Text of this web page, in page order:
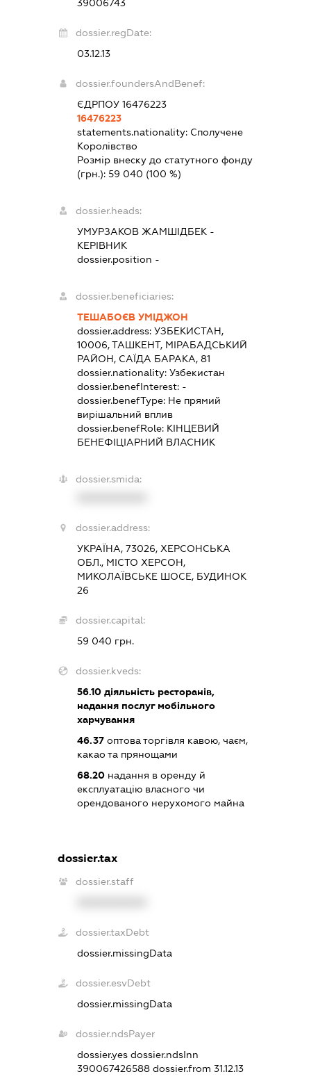
39006743
dossier.regDate:
03.12.13
dossier.foundersAndBenef:
ЄДРПОУ 16476223
16476223
statements.nationality: Сполучене
Королівство
Розмір внеску до статутного фонду
(грн.):59 040 (100 %)
dossier.heads:
УМУРЗАКОВ ЖАМШІДБЕК -
КЕРІВНИК
dossier.position -
dossier.beneficiaries:
ТЕШАБОЄВ УМІДЖОН
dossier.address:УЗБЕКИСТАН,
10006, ТАШКЕНТ, МІРАБАДСЬКИЙ
РАЙОН, САЇДА БАРАКА, 81
dossier.nationality:Узбекистан
dossier.benefInterest: -
dossier.benefType: Не прямий
вирішальний вплив
dossier.benefRole: КІНЦЕВИЙ
БЕНЕФІЦІАРНИЙ ВЛАСНИК
dossier.smida:
dossier.address:
УКРАЇНА, 73026, ХЕРСОНСЬКА
ОБЛ., МІСТО ХЕРСОН,
МИКОЛАЇВСЬКЕ ШОСЕ, БУДИНОК
26
dossier.capital:
59 040 грн.
dossier.kveds:
56.10 діяльність ресторанів,
надання послуг мобільного
харчування
46.37 оптова торгівля кавою, чаєм,
какао та прянощами
68.20 надання в оренду й
експлуатацію власного чи
орендованого нерухомого майна
dossier.tax
dossier.staff
dossier.taxDebt
dossier.missingData
dossier.esvDebt
dossier.missingData
dossier.ndsPayer
dossier.yesdossier.ndsInn
390067426588dossier.from 31.12.13